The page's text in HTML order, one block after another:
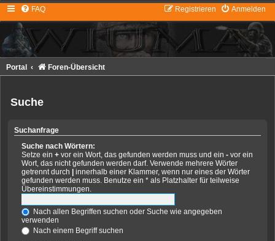
FAQ Anmelden
Registrieren
Portal Foren-Übersicht
Suche
Suchanfrage
Suche nach Wörtern:
Setze ein + vor ein Wort, das gefunden werden muss und ein - vor ein
Wort, das nicht gefunden werden darf. Verwende mehrere Wörter
getrennt durch | innerhalb einer Klammer, wenn nur eines der Wörter
gefunden werden muss. Benutze ein * als Platzhalter für teilweise
Übereinstimmungen.
Nach allen Begriffen suchen oder Suche wie angegeben
verwenden
Nach einem Begriff suchen